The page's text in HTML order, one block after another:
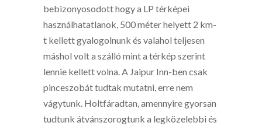
bebizonyosodott hogy a LP térképei
használhatatlanok, 500 méter helyett 2 km-
t kellett gyalogolnunk és valahol teljesen
máshol volt a szálló mint a térkép szerint
lennie kellett volna. A Jaipur Inn-ben csak
pinceszobát tudtak mutatni, erre nem
vágytunk. Holtfáradtan, amennyire gyorsan
tudtunk átvánszorogtunk a legközelebbi és